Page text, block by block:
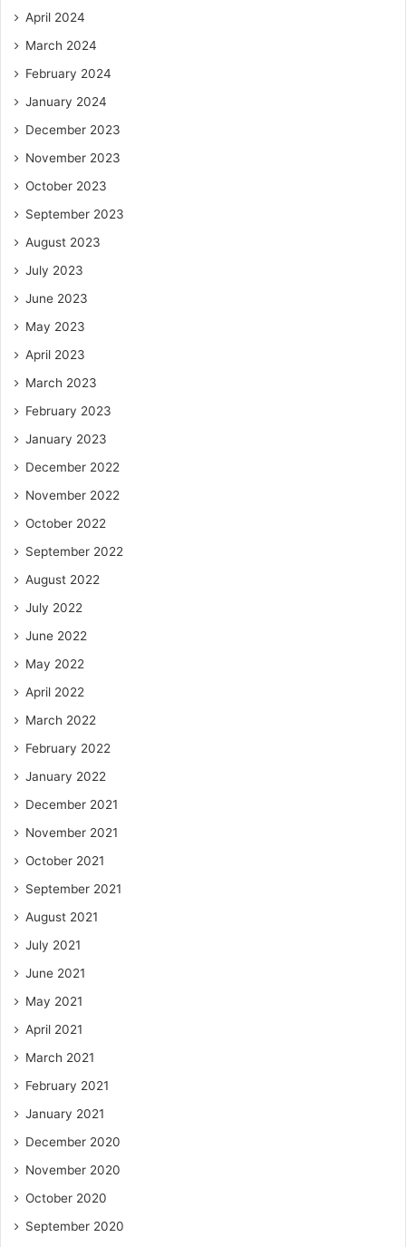
April 2024
March 2024
February 2024
January 2024
December 2023
November 2023
October 2023
September 2023
August 2023
July 2023
June 2023
May 2023
April 2023
March 2023
February 2023
January 2023
December 2022
November 2022
October 2022
September 2022
August 2022
July 2022
June 2022
May 2022
April 2022
March 2022
February 2022
January 2022
December 2021
November 2021
October 2021
September 2021
August 2021
July 2021
June 2021
May 2021
April 2021
March 2021
February 2021
January 2021
December 2020
November 2020
October 2020
September 2020